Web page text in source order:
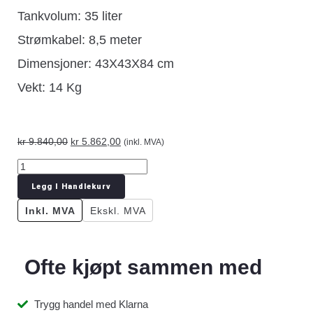
Tankvolum: 35 liter
Strømkabel: 8,5 meter
Dimensjoner: 43X43X84 cm
Vekt: 14 Kg
kr9.840,00 kr 5.862,00 (inkl. MVA)
Legg I Handlekurv
Inkl. MVA Ekskl. MVA
Ofte kjøpt sammen med
Trygg handel med Klarna